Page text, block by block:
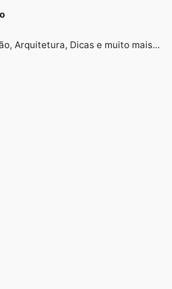
Arquitetura, Dicas e muito mais...